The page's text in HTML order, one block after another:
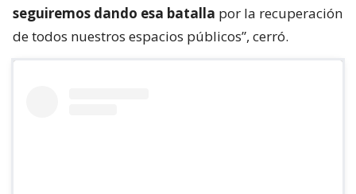
seguiremos dando esa batalla por la recuperación
de todos nuestros espacios públicos”, cerró.